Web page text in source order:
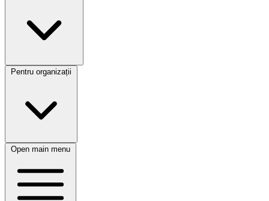
Pentru organizații
Open main menu